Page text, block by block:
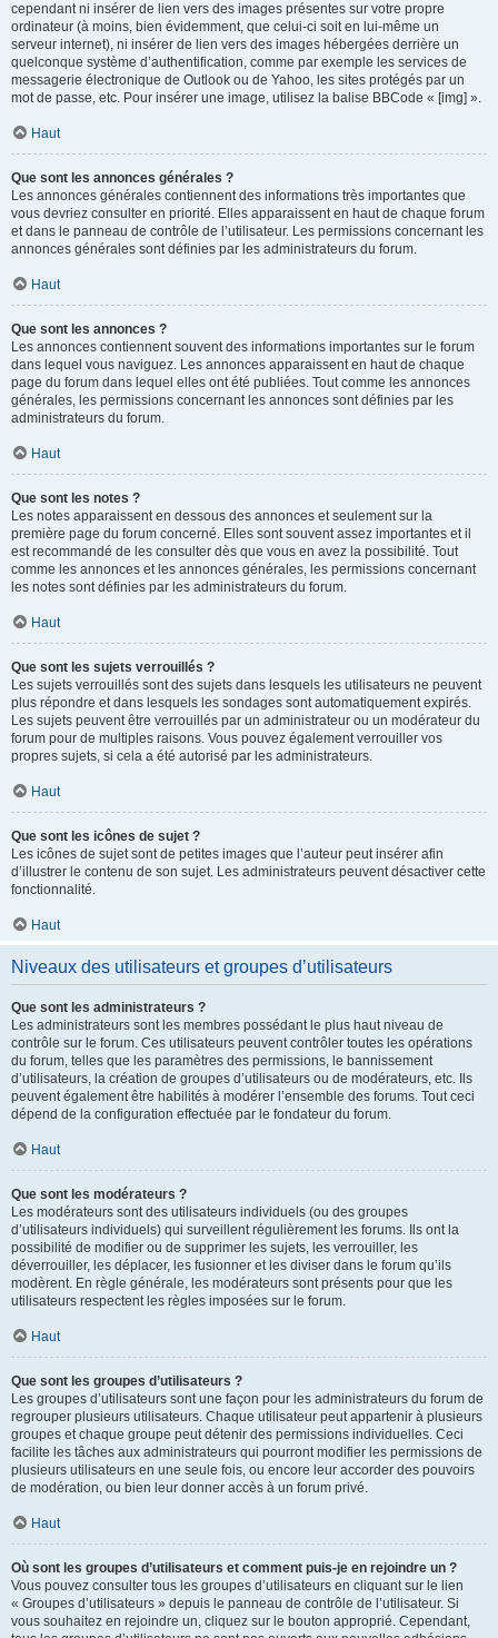
cependant ni insérer de lien vers des images présentes sur votre propre
ordinateur (à moins, bien évidemment, que celui-ci soit en lui-même un
serveur internet), ni insérer de lien vers des images hébergées derrière un
quelconque système d’authentification, comme par exemple les services de
messagerie électronique de Outlook ou de Yahoo, les sites protégés par un
mot de passe, etc. Pour insérer une image, utilisez la balise BBCode « [img] ».
Haut
Que sont les annonces générales ?
Les annonces générales contiennent des informations très importantes que
vous devriez consulter en priorité. Elles apparaissent en haut de chaque forum
et dans le panneau de contrôle de l’utilisateur. Les permissions concernant les
annonces générales sont définies par les administrateurs du forum.
Haut
Que sont les annonces ?
Les annonces contiennent souvent des informations importantes sur le forum
dans lequel vous naviguez. Les annonces apparaissent en haut de chaque
page du forum dans lequel elles ont été publiées. Tout comme les annonces
générales, les permissions concernant les annonces sont définies par les
administrateurs du forum.
Haut
Que sont les notes ?
Les notes apparaissent en dessous des annonces et seulement sur la
première page du forum concerné. Elles sont souvent assez importantes et il
est recommandé de les consulter dès que vous en avez la possibilité. Tout
comme les annonces et les annonces générales, les permissions concernant
les notes sont définies par les administrateurs du forum.
Haut
Que sont les sujets verrouillés ?
Les sujets verrouillés sont des sujets dans lesquels les utilisateurs ne peuvent
plus répondre et dans lesquels les sondages sont automatiquement expirés.
Les sujets peuvent être verrouillés par un administrateur ou un modérateur du
forum pour de multiples raisons. Vous pouvez également verrouiller vos
propres sujets, si cela a été autorisé par les administrateurs.
Haut
Que sont les icônes de sujet ?
Les icônes de sujet sont de petites images que l’auteur peut insérer afin
d’illustrer le contenu de son sujet. Les administrateurs peuvent désactiver cette
fonctionnalité.
Haut
Niveaux des utilisateurs et groupes d’utilisateurs
Que sont les administrateurs ?
Les administrateurs sont les membres possédant le plus haut niveau de
contrôle sur le forum. Ces utilisateurs peuvent contrôler toutes les opérations
du forum, telles que les paramètres des permissions, le bannissement
d’utilisateurs, la création de groupes d’utilisateurs ou de modérateurs, etc. Ils
peuvent également être habilités à modérer l’ensemble des forums. Tout ceci
dépend de la configuration effectuée par le fondateur du forum.
Haut
Que sont les modérateurs ?
Les modérateurs sont des utilisateurs individuels (ou des groupes
d’utilisateurs individuels) qui surveillent régulièrement les forums. Ils ont la
possibilité de modifier ou de supprimer les sujets, les verrouiller, les
déverrouiller, les déplacer, les fusionner et les diviser dans le forum qu’ils
modèrent. En règle générale, les modérateurs sont présents pour que les
utilisateurs respectent les règles imposées sur le forum.
Haut
Que sont les groupes d’utilisateurs ?
Les groupes d’utilisateurs sont une façon pour les administrateurs du forum de
regrouper plusieurs utilisateurs. Chaque utilisateur peut appartenir à plusieurs
groupes et chaque groupe peut détenir des permissions individuelles. Ceci
facilite les tâches aux administrateurs qui pourront modifier les permissions de
plusieurs utilisateurs en une seule fois, ou encore leur accorder des pouvoirs
de modération, ou bien leur donner accès à un forum privé.
Haut
Où sont les groupes d’utilisateurs et comment puis-je en rejoindre un ?
Vous pouvez consulter tous les groupes d’utilisateurs en cliquant sur le lien
« Groupes d’utilisateurs » depuis le panneau de contrôle de l’utilisateur. Si
vous souhaitez en rejoindre un, cliquez sur le bouton approprié. Cependant,